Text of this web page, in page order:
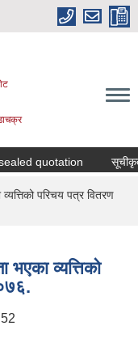
quotation सूचीकृत
परिचय पत्र वितरण
व्यत्तिको